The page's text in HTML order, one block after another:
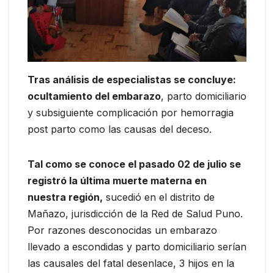
Tras análisis de especialistas se concluye:
ocultamiento del embarazo, parto domiciliario
y subsiguiente complicación por hemorragia
post parto como las causas del deceso.
Tal como se conoce el pasado 02 de julio se
registró la última muerte materna en
nuestra región, sucedió en el distrito de
Mañazo, jurisdicción de la Red de Salud Puno.
Por razones desconocidas un embarazo
llevado a escondidas y parto domiciliario serían
las causales del fatal desenlace, 3 hijos en la